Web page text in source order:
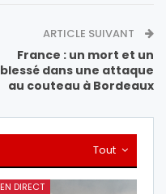
ARTICLE SUIVANT
France : un mort et un
blessé dans une attaque
au couteau à Bordeaux
Tout
EN DIRECT